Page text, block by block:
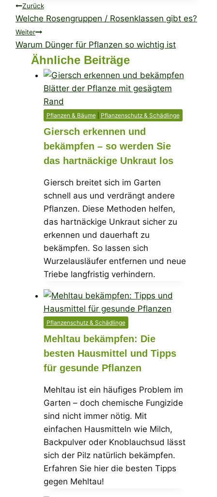
Beitragsnavigation
Zurück
Welche Rosengruppen / Rosenklassen gibt es?
Weiter
Warum Dünger für Pflanzen so wichtig ist
Ähnliche Beiträge
Pflanzen & Bäume| Pflanzenschutz & Schädlinge
Giersch erkennen und
bekämpfen – so werden Sie
das hartnäckige Unkraut los
Giersch breitet sich im Garten
schnell aus und verdrängt andere
Pflanzen. Diese Methoden helfen,
das hartnäckige Unkraut sicher zu
erkennen und dauerhaft zu
bekämpfen. So lassen sich
Wurzelausläufer entfernen und neue
Triebe langfristig verhindern.
Pflanzenschutz & Schädlinge
Mehltau bekämpfen: Die
besten Hausmittel und Tipps
für gesunde Pflanzen
Mehltau ist ein häufiges Problem im
Garten – doch chemische Fungizide
sind nicht immer nötig. Mit
einfachen Hausmitteln wie Milch,
Backpulver oder Knoblauchsud lässt
sich der Pilz natürlich bekämpfen.
Erfahren Sie hier die besten Tipps
gegen Mehltau!